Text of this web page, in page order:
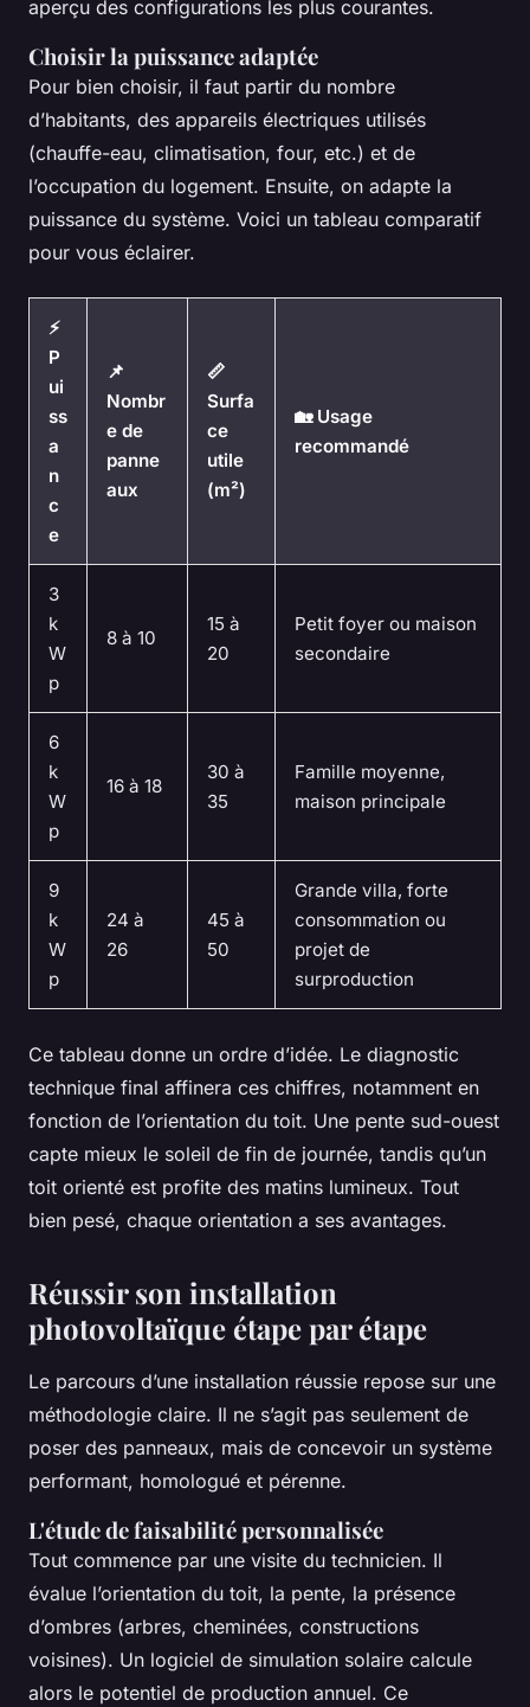
aperçu des configurations les plus courantes.
Choisir la puissance adaptée
Pour bien choisir, il faut partir du nombre
d’habitants, des appareils électriques utilisés
(chauffe-eau, climatisation, four, etc.) et de
l’occupation du logement. Ensuite, on adapte la
puissance du système. Voici un tableau comparatif
pour vous éclairer.
⚡
P
ui
ss
a
n
c
e
📌
Nombr
e de
panne
aux
📏
Surfa
ce
utile
(m²)
🏡 Usage
recommandé
3
k
W
p
8 à 10
15 à
20
Petit foyer ou maison
secondaire
6
k
W
p
16 à 18
30 à
35
Famille moyenne,
maison principale
9
k
W
p
24 à
26
45 à
50
Grande villa, forte
consommation ou
projet de
surproduction
Ce tableau donne un ordre d’idée. Le diagnostic
technique final affinera ces chiffres, notamment en
fonction de l’orientation du toit. Une pente sud-ouest
capte mieux le soleil de fin de journée, tandis qu’un
toit orienté est profite des matins lumineux. Tout
bien pesé, chaque orientation a ses avantages.
Réussir son installation
photovoltaïque étape par étape
Le parcours d’une installation réussie repose sur une
méthodologie claire. Il ne s’agit pas seulement de
poser des panneaux, mais de concevoir un système
performant, homologué et pérenne.
L'étude de faisabilité personnalisée
Tout commence par une visite du technicien. Il
évalue l’orientation du toit, la pente, la présence
d’ombres (arbres, cheminées, constructions
voisines). Un logiciel de simulation solaire calcule
alors le potentiel de production annuel. Ce